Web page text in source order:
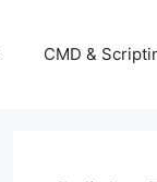
CMD &